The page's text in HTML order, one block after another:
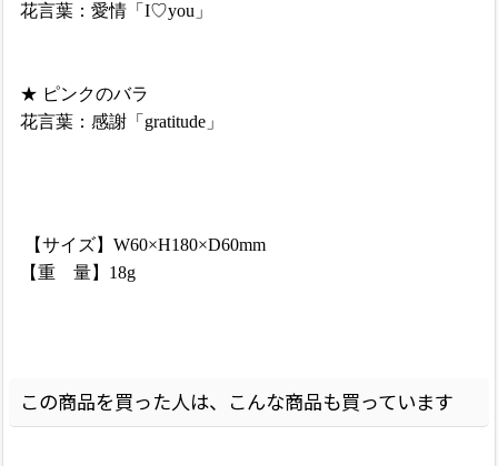
花言葉： 愛情「I♡you」
★ ピンクのバラ
花言葉： 感謝「gratitude」
【サイズ】W60×H180×D60mm
【重 量】18g
この商品を買った人は、こんな商品も買っています